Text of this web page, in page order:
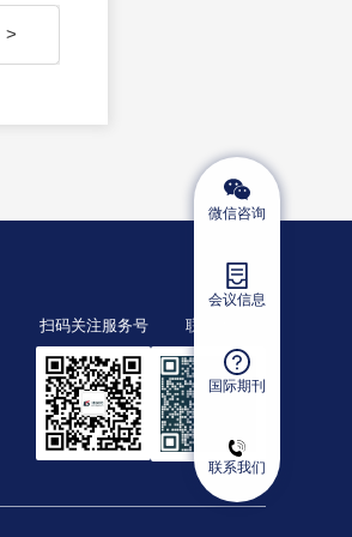
>
扫码关注服务号 联系人
微信咨询
会议信息
国际期刊
联系我们